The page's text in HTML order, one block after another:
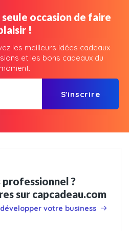
occasion de faire
!
les meilleurs idées cadeaux
et les bons cadeaux du
moment.
S'inscrire
professionnel ?
sur capcadeau.com
votre business